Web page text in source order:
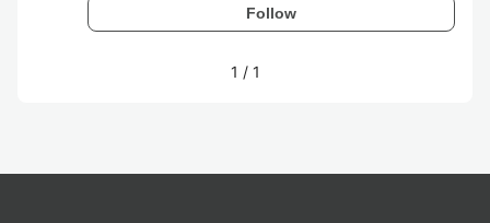
Follow
1 / 1